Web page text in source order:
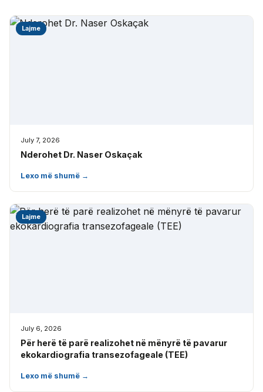
Lajme
July 7, 2026
Nderohet Dr. Naser Oskaçak
Lexo më shumë →
Lajme
July 6, 2026
Për herë të parë realizohet në mënyrë të pavarur
ekokardiografia transezofageale (TEE)
Lexo më shumë →